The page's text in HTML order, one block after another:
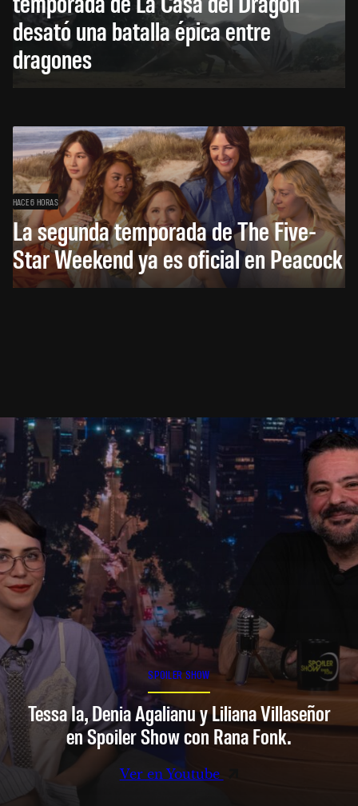
desató una batalla épica entre
dragones
HACE 6 HORAS
La segunda temporada de The Five-
Star Weekend ya es oficial en Peacock
SPOILER SHOW
Tessa Ia, Denia Agalianu y Liliana Villaseñor
en Spoiler Show con Rana Fonk.
Ver en Youtube